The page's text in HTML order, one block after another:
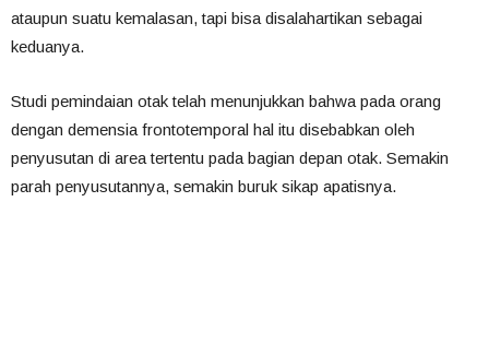
ataupun suatu kemalasan, tapi bisa disalahartikan sebagai
keduanya.
Studi pemindaian otak telah menunjukkan bahwa pada orang
dengan demensia frontotemporal hal itu disebabkan oleh
penyusutan di area tertentu pada bagian depan otak. Semakin
parah penyusutannya, semakin buruk sikap apatisnya.